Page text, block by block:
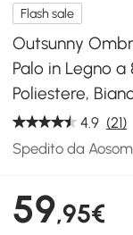
Flash sale
Outsunny
Palo in Legno
Poliestere,
4.9 (21)
Spedito da
59,95€